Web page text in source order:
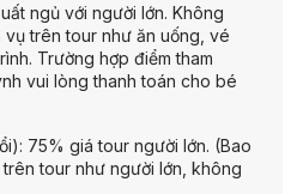
ngủ với người lớn. Không
trên tour như ăn uống, vé
Trường hợp điểm tham
vui lòng thanh toán cho bé
75% giá tour người lớn. (Bao
tour như người lớn, không